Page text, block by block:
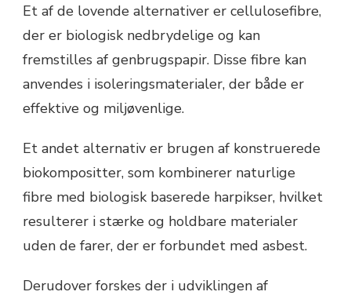
Et af de lovende alternativer er cellulosefibre,
der er biologisk nedbrydelige og kan
fremstilles af genbrugspapir. Disse fibre kan
anvendes i isoleringsmaterialer, der både er
effektive og miljøvenlige.
Et andet alternativ er brugen af konstruerede
biokompositter, som kombinerer naturlige
fibre med biologisk baserede harpikser, hvilket
resulterer i stærke og holdbare materialer
uden de farer, der er forbundet med asbest.
Derudover forskes der i udviklingen af